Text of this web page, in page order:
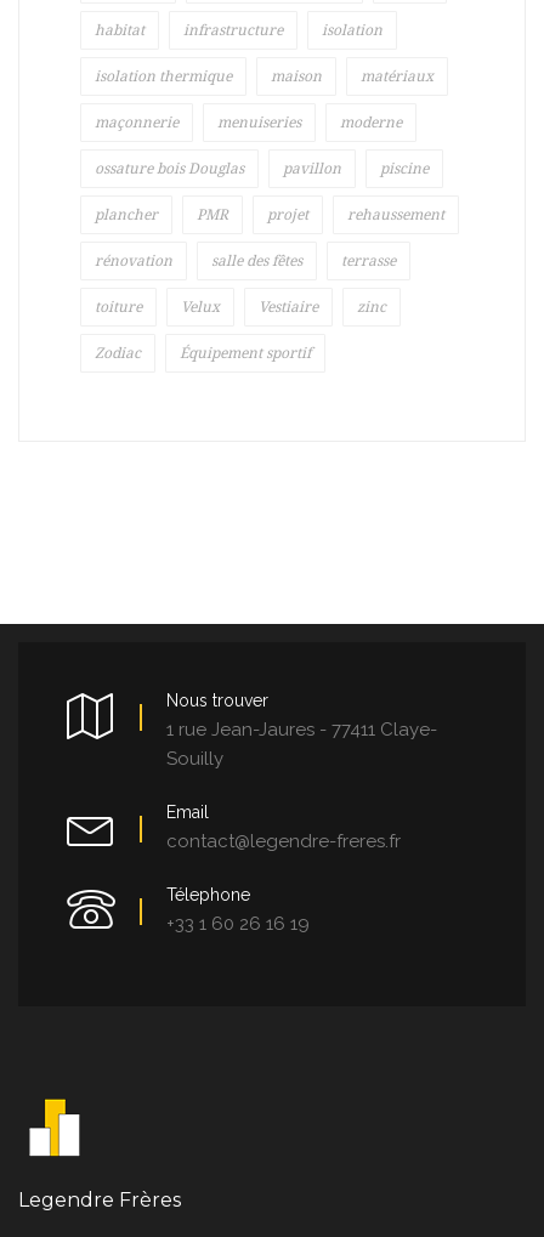
habitat infrastructure isolation
isolation thermique maison matériaux
maçonnerie menuiseries moderne
ossature bois Douglas pavillon piscine
plancher PMR projet rehaussement
rénovation salle des fêtes terrasse
toiture Velux Vestiaire zinc
Zodiac Équipement sportif
Nous trouver
1 rue Jean-Jaures - 77411 Claye-
Souilly
Email
contact@legendre-freres.fr
Télephone
+33 1 60 26 16 19
Legendre Frères